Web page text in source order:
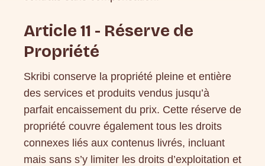
Article 11 - Réserve de
Propriété
Skribi conserve la propriété pleine et entière
des services et produits vendus jusqu’à
parfait encaissement du prix. Cette réserve de
propriété couvre également tous les droits
connexes liés aux contenus livrés, incluant
mais sans s’y limiter les droits d’exploitation et